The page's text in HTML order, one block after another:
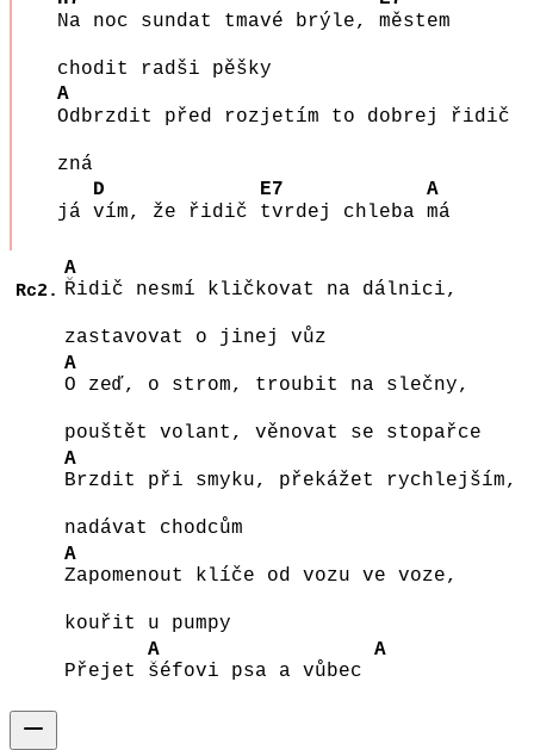
Na noc sundat tmavé brýle, městem
chodit radši pěšky
A
Odbrzdit před rozjetím to dobrej řidič
zná
já
D
vím, že řidič
E7
tvrdej chleba
A
má
Rc2.
A
Řidič nesmí kličkovat na dálnici,
zastavovat o jinej vůz
A
O zeď, o strom, troubit na slečny,
pouštět volant, věnovat se stopařce
A
Brzdit při smyku, překážet rychlejším,
nadávat chodcům
A
Zapomenout klíče od vozu ve voze,
kouřit u pumpy
Přejet
A
šéfovi psa a vůbec
A